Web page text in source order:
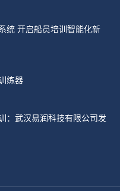
统 开启船员培训智能化新
练器
：武汉易润科技有限公司发